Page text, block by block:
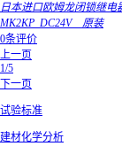
日本进口欧姆龙闭锁继电
MK2KP_DC24V__原装
0条评价
上一页
1/5
下一页
试验标准
建材化学分析